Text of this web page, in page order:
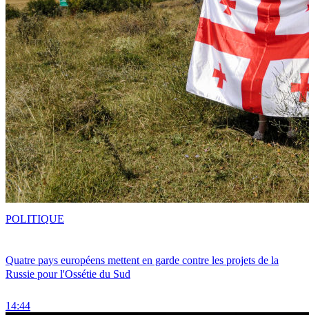
Quatre pays européens mettent en garde contre les projets de la
Russie pour l'Ossétie du Sud
14:44
POLITIQUE